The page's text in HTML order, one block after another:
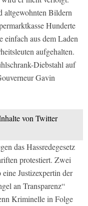
altgewohnten Bildern
Hunderte
einfach aus dem Laden
aufgehalten.
Diebstahl auf
Gavin
von Twitter
das Hassredegesetz
protestiert. Zwei
Justizexpertin der
an Transparenz“
Kriminelle in Folge